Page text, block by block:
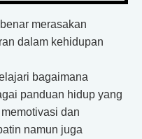
merasakan
dalam kehidupan
bagaimana
panduan hidup yang
dan
namun juga